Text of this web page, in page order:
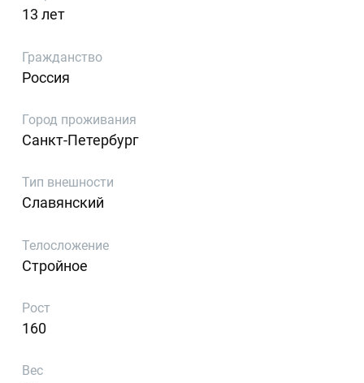
13 лет
Гражданство
Россия
Город проживания
Санкт-Петербург
Тип внешности
Славянский
Телосложение
Стройное
Рост
160
Вес